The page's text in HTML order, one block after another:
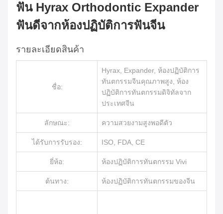
ฟัน Hyrax Orthodontic Expander
ฟันดีจากห้องปฏิบัติการฟันจีน
รายละเอียดสินค้า
ชื่อ:
Hyrax, Expander, ห้องปฏิบัติการ
ทันตกรรมจีนคุณภาพสูง, ห้อง
ปฏิบัติการทันตกรรมดิจิทัลจาก
ประเทศจีน
ลักษณะ: ความสวยงามสูงพอดีตัว
ได้รับการรับรอง: ISO, FDA, CE
ยี่ห้อ: ห้องปฏิบัติการทันตกรรม Vivi
ต้นทาง: ห้องปฏิบัติการทันตกรรมของจีน